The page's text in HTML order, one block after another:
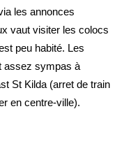
les annonces
vaut visiter les colocs
peu habité. Les
assez sympas à
St Kilda (arret de train
en centre-ville).